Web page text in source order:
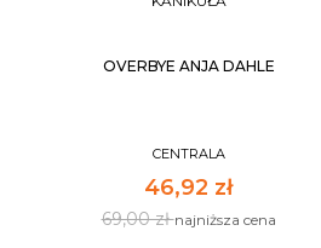
OVERBYE ANJA DAHLE
CENTRALA
46,92 zł
69,00 złnajniższa cena